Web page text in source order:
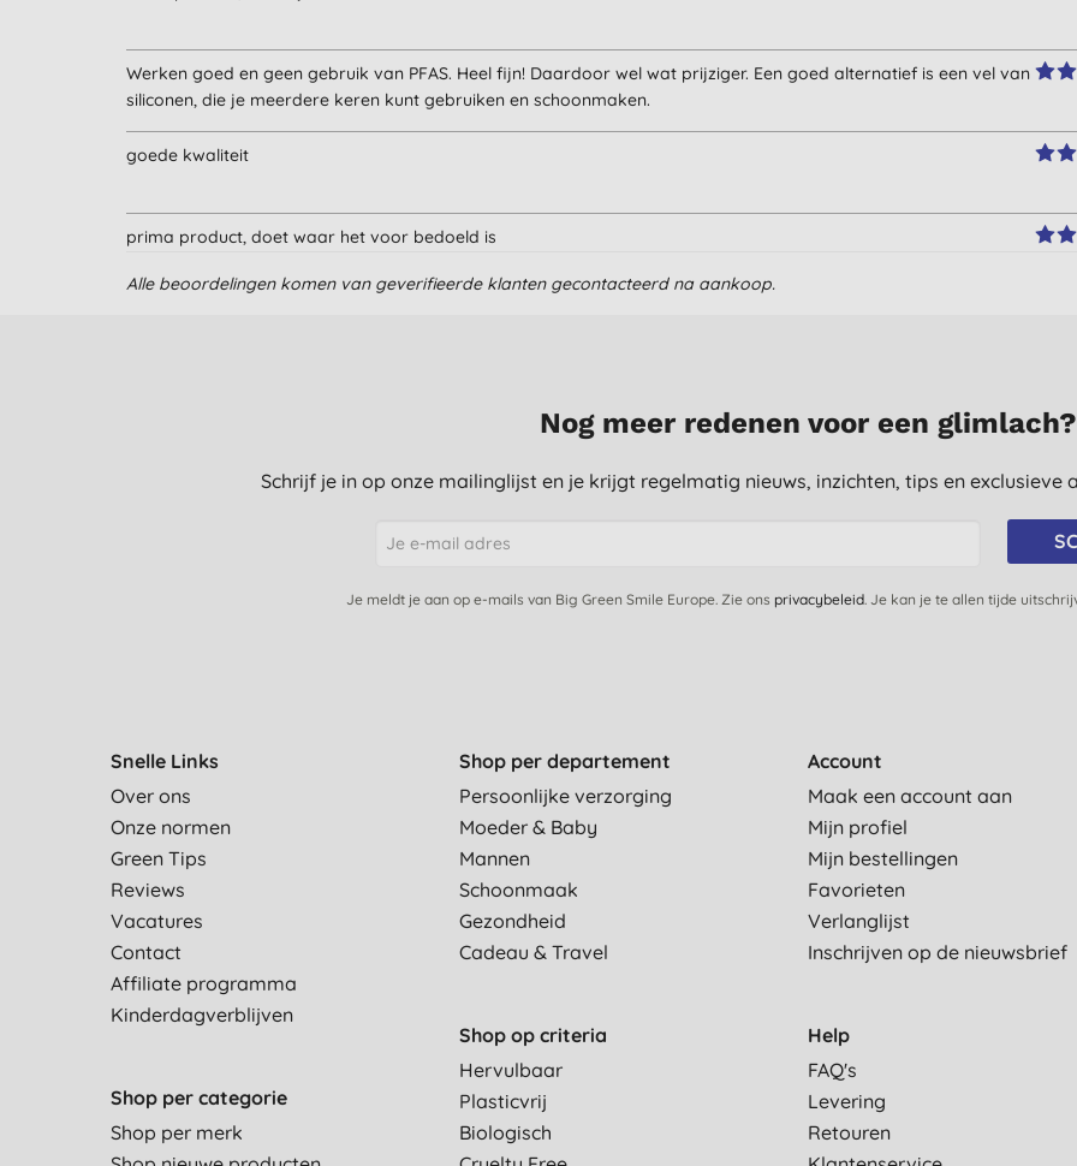
Werken goed en geen gebruik van PFAS. Heel fijn! Daardoor wel wat prijziger. Een goed alternatief is een vel van
siliconen, die je meerdere keren kunt gebruiken en schoonmaken.
goede kwaliteit
prima product, doet waar het voor bedoeld is
Alle beoordelingen komen van geverifieerde klanten gecontacteerd na aankoop.
Nog meer redenen voor een glimlach?
Schrijf je in op onze mailinglijst en je krijgt regelmatig nieuws, inzichten, tips en exclusieve
Je meldt je aan op e-mails van Big Green Smile Europe. Zie ons privacybeleid. Je kan je te allen tijde
Snelle Links
Over ons
Onze normen
Green Tips
Reviews
Vacatures
Contact
Affiliate programma
Kinderdagverblijven
Shop per categorie
Shop per merk
Shop per departement
Persoonlijke verzorging
Moeder & Baby
Mannen
Schoonmaak
Gezondheid
Cadeau & Travel
Shop op criteria
Hervulbaar
Plasticvrij
Biologisch
Account
Maak een account aan
Mijn profiel
Mijn bestellingen
Favorieten
Verlanglijst
Inschrijven op de nieuwsbrief
Help
FAQ's
Levering
Retouren